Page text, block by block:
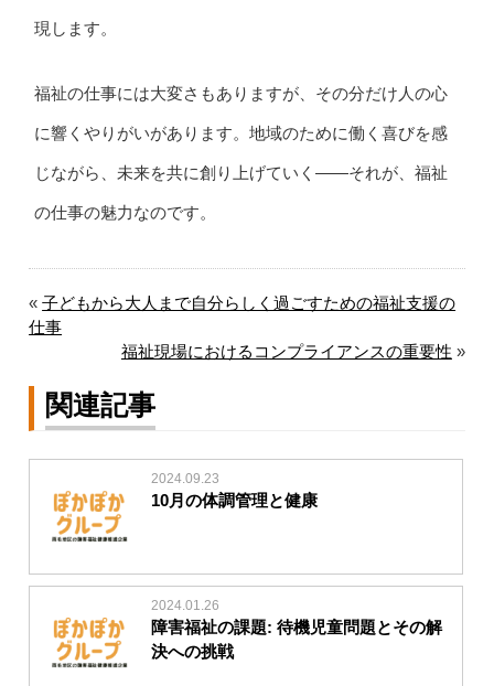
現します。
福祉の仕事には大変さもありますが、その分だけ人の心
に響くやりがいがあります。地域のために働く喜びを感
じながら、未来を共に創り上げていく――それが、福祉
の仕事の魅力なのです。
«子どもから大人まで自分らしく過ごすための福祉支援の
仕事
福祉現場におけるコンプライアンスの重要性 »
関連記事
2024.09.23
10月の体調管理と健康
2024.01.26
障害福祉の課題: 待機児童問題とその解
決への挑戦